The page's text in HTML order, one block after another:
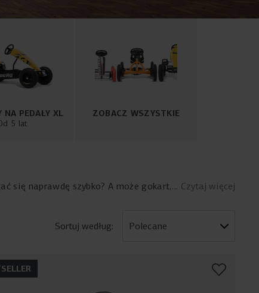
NA PEDAŁY XL
5 lat
ZOBACZ WSZYSTKIE
się naprawdę szybko? A może gokart,
Nasze gokarty na pedały są
Czytaj więcej
Sortuj według: